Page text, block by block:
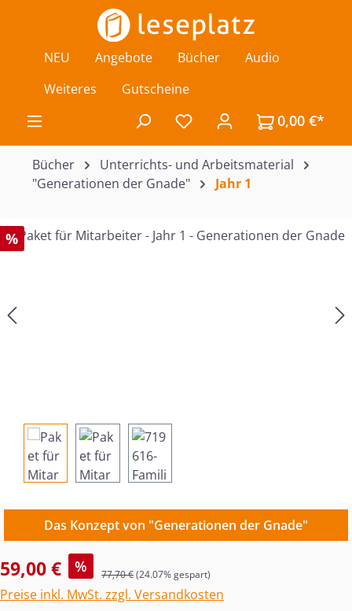
Zum Hauptinhalt springen
NEU Angebote Bücher
Audio
Weiteres
Gutscheine
Du hast 0 Produkte auf
0,00 €*
Bücher
Unterrichts- und Arbeitsmaterial
"Generationen der Gnade"
Jahr 1
%
Bildergalerie überspringen
Das Konzept von "Generationen der Gnade"
Verkaufspreis:
59,00 € % Regulärer Preis:
77,70 €(24.07% gespart)
Preise inkl. MwSt. zzgl. Versandkosten